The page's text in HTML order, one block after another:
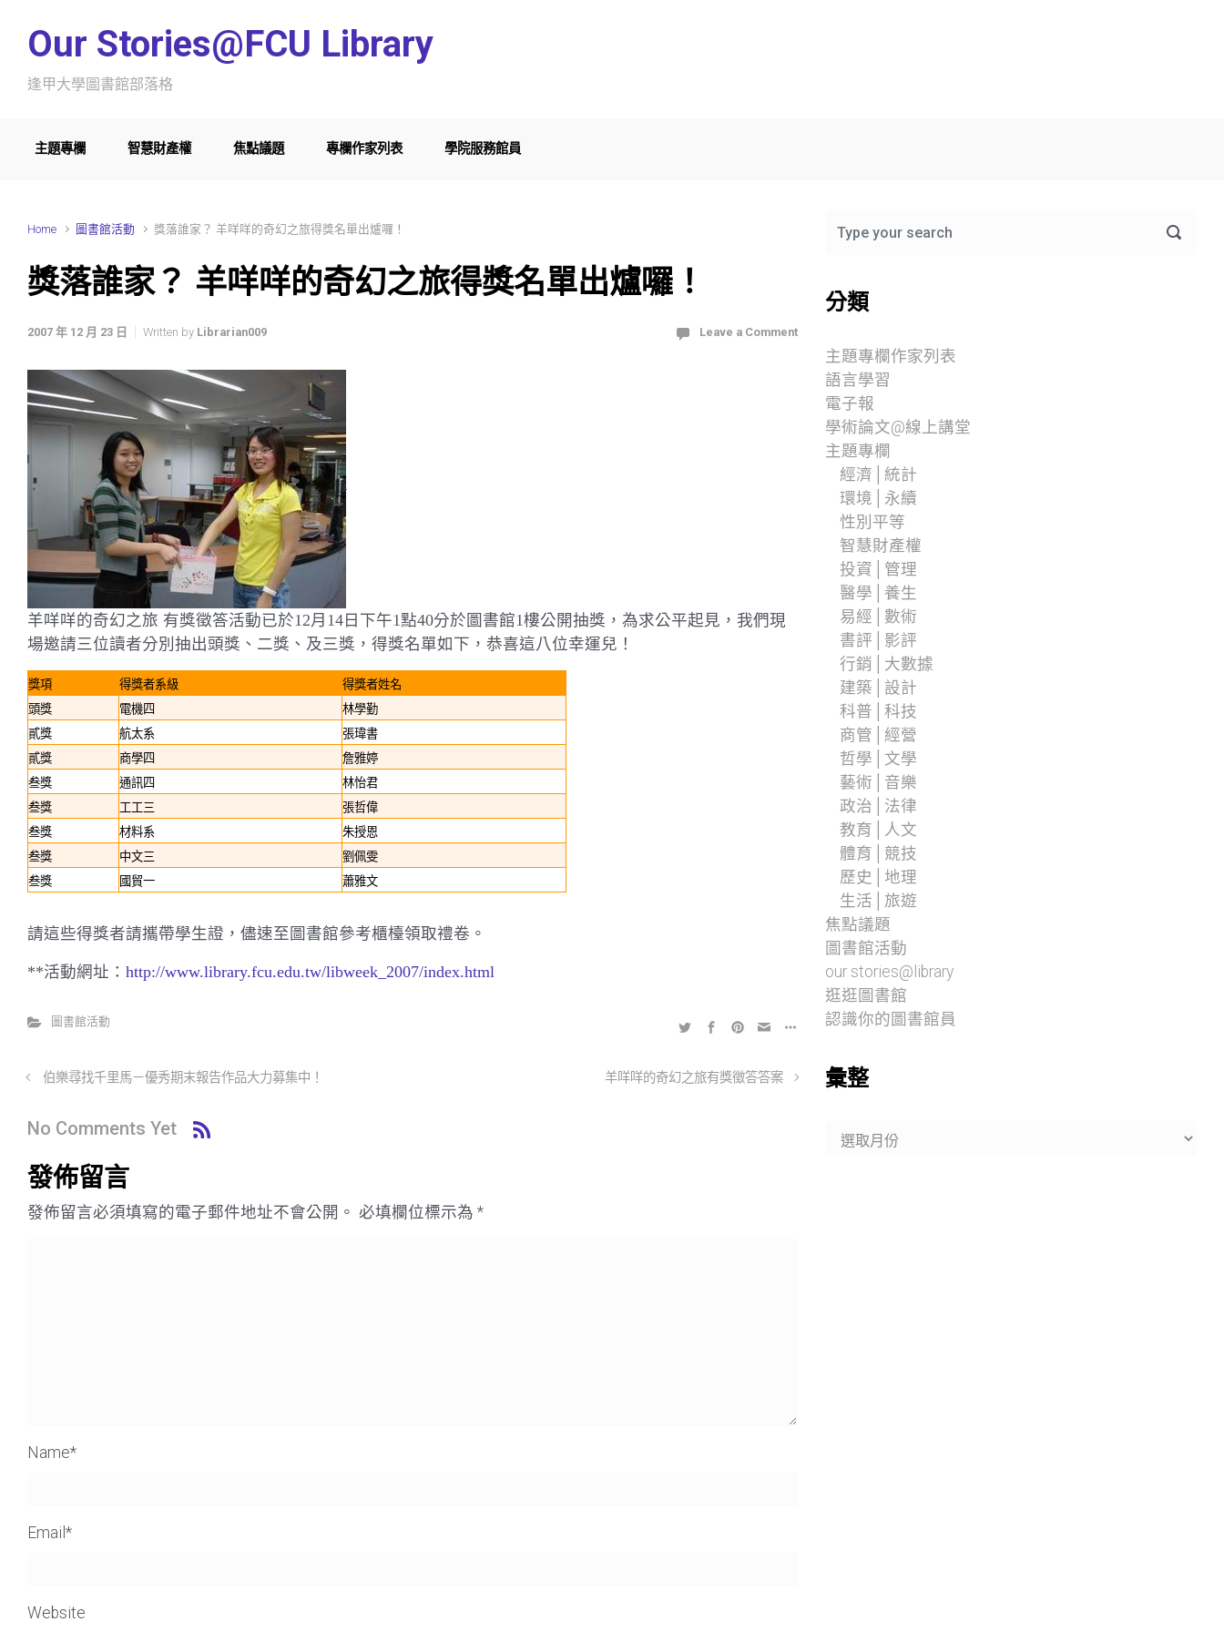
Our Stories@FCU Library
逢甲大學圖書館部落格
主題專欄 智慧財產權 焦點議題 專欄作家列表 學院服務館員
Home 圖書館活動 獎落誰家？ 羊咩咩的奇幻之旅得獎名單出爐囉！
獎落誰家？ 羊咩咩的奇幻之旅得獎名單出爐囉！
2007 年 12 月 23 日 Written by Librarian009 Leave a Comment
羊咩咩的奇幻之旅 有獎徵答活動已於12月 14 日 下午1點40分於圖書館1樓公開抽獎，為求公平起見，我們現
場邀請三位讀者分別抽出頭獎、二獎、及三獎，得獎名單如下，恭喜這八位幸運兒！
獎項 得獎者系級
得獎者姓名
頭獎
電機四
林學勤
貳獎
航太系
張瑋書
貳獎
商學四
詹雅婷
叁獎
通訊四 林怡君
叁獎
工工三
張哲偉
叁獎
材料系
朱授恩
叁獎
中文三
劉佩雯
叁獎
國貿一 蕭雅文
請這些得獎者請攜帶學生證，儘速至圖書館參考櫃檯領取禮卷。
**活動網址： http://www.library.fcu.edu.tw/libweek_2007/index.html
圖書館活動
伯樂尋找千里馬－優秀期末報告作品大力募集中！ 羊咩咩的奇幻之旅有獎徵答答案
No Comments Yet
發佈留言
發佈留言必須填寫的電子郵件地址不會公開。 必填欄位標示為 *
Name*
Email *
Website
分類
主題專欄作家列表
語言學習
電子報
學術論文@線上講堂
主題專欄
經濟│統計
環境│永續
性別平等
智慧財產權
投資│管理
醫學│養生
易經│數術
書評│影評
行銷│大數據
建築│設計
科普│科技
商管│經營
哲學│文學
藝術│音樂
政治│法律
教育│人文
體育│競技
歷史│地理
生活│旅遊
焦點議題
圖書館活動
our stories@library
逛逛圖書館
認識你的圖書館員
彙整